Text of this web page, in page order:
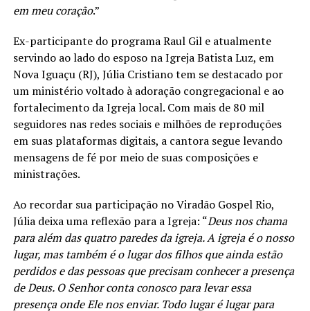
em meu coração.”
Ex-participante do programa Raul Gil e atualmente
servindo ao lado do esposo na Igreja Batista Luz, em
Nova Iguaçu (RJ), Júlia Cristiano tem se destacado por
um ministério voltado à adoração congregacional e ao
fortalecimento da Igreja local. Com mais de 80 mil
seguidores nas redes sociais e milhões de reproduções
em suas plataformas digitais, a cantora segue levando
mensagens de fé por meio de suas composições e
ministrações.
Ao recordar sua participação no Viradão Gospel Rio,
Júlia deixa uma reflexão para a Igreja: “Deus nos chama
para além das quatro paredes da igreja. A igreja é o nosso
lugar, mas também é o lugar dos filhos que ainda estão
perdidos e das pessoas que precisam conhecer a presença
de Deus. O Senhor conta conosco para levar essa
presença onde Ele nos enviar. Todo lugar é lugar para